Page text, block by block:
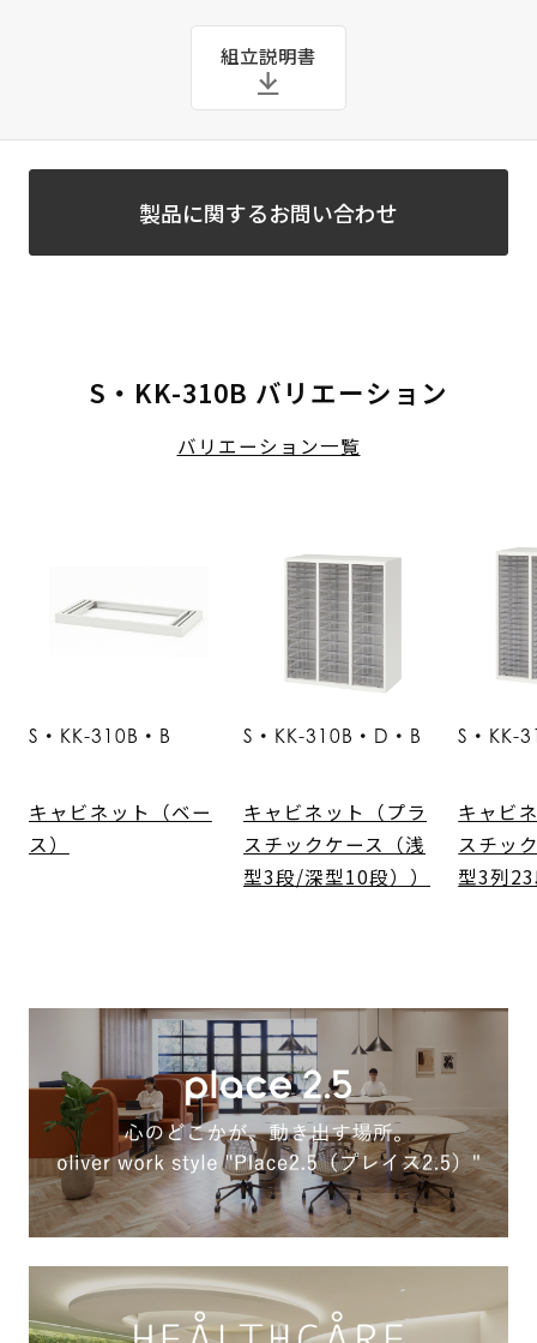
組立説明書
製品に関するお問い合わせ
S・KK-310B バリエーション
バリエーション一覧
S・KK-310B・B
キャビネット（ベー
ス）
S・KK-310B・D・B
キャビネット（プラ
スチックケース（浅
型3段/深型10段））
S・KK-
キャビ
スチッ
型3列